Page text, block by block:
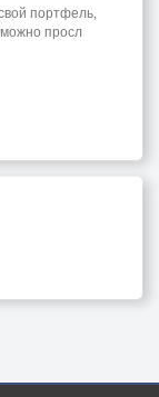
портфель,
просл